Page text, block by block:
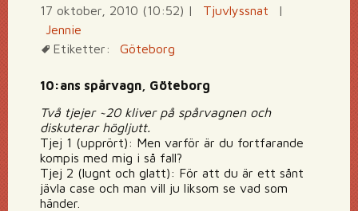
17 oktober, 2010 (10:52) | Tjuvlyssnat
|
Jennie
Etiketter:
Göteborg
10:ans spårvagn, Göteborg
Två tjejer ~20 kliver på spårvagnen och
diskuterar högljutt.
Tjej 1 (upprört): Men varför är du fortfarande
kompis med mig i så fall?
Tjej 2 (lugnt och glatt): För att du är ett sånt
jävla case och man vill ju liksom se vad som
händer.